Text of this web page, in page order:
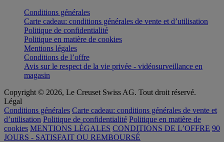
Conditions générales
Carte cadeau: conditions générales de vente et d’utilisation
Politique de confidentialité
Politique en matière de cookies
Mentions légales
Conditions de l’offre
Avis sur le respect de la vie privée - vidéosurveillance en
magasin
Copyright © 2026, Le Creuset Swiss AG. Tout droit réservé.
Légal
Conditions générales Carte cadeau: conditions générales de vente et
d’utilisation Politique de confidentialité Politique en matière de
cookies MENTIONS LÉGALES CONDITIONS DE L’OFFRE 90
JOURS - SATISFAIT OU REMBOURSÉ